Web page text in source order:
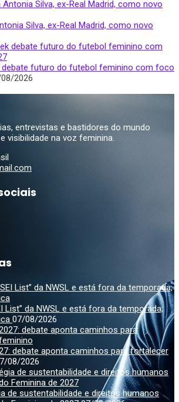
Silva, ex-Real Madrid, como novo
debate futuro do futebol feminino com foco
2026
entrevistas e bastidores do mundo
visibilidade na voz feminina.
List” da NWSL e está fora da temporada;
07/08/2026
debate aponta caminhos para fortalecer
08/2026
de sustentabilidade e direitos humanos